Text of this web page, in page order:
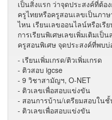
เป็นสิ่งแรก ว่าจุดประสงค์ที่ต้อ
ครูไทยหรือครูสอนเลขเป็นภา
ไหน เรียนเลขออนไลน์หรือเรี
การเรียนพิเศษเลขเพิ่มเติมเ
ครูสอนพิเศษ จุดประสงค์ที่พบบ่
- เรียนเพิ่มเกรด/ติวเพิ่มเกรด
- ติวสอบ igcse
- 9 วิชาสามัญฯ, O-NET
- ติวเลขเพื่อสอบแข่งขัน
- สอนการบ้าน/เตรียมสอบในชั้
- ติวเลขเพื่อสอบแข่งขัน